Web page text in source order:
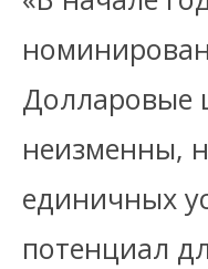
Долларовые
неизменны,
единичных
потенциал